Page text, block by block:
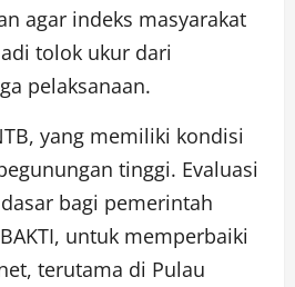
agar indeks masyarakat
tolok ukur dari
pelaksanaan.
yang memiliki kondisi
tinggi. Evaluasi
bagi pemerintah
untuk memperbaiki
terutama di Pulau